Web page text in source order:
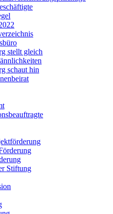
stellt gleich
schaut hin
Stiftung